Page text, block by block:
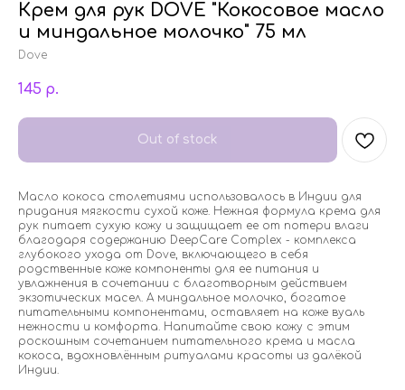
Крем для рук DOVE "Кокосовое масло
и миндальное молочко" 75 мл
Dove
145 р.
Out of stock
Масло кокоса столетиями использовалось в Индии для
придания мягкости сухой коже. Нежная формула крема для
рук питает сухую кожу и защищает ее от потери влаги
благодаря содержанию DeepCare Complex - комплекса
глубокого ухода от Dove, включающего в себя
родственные коже компоненты для ее питания и
увлажнения в сочетании с благотворным действием
экзотических масел. А миндальное молочко, богатое
питательными компонентами, оставляет на коже вуаль
нежности и комфорта. Напитайте свою кожу с этим
роскошным сочетанием питательного крема и масла
кокоса, вдохновлённым ритуалами красоты из далёкой
Индии.